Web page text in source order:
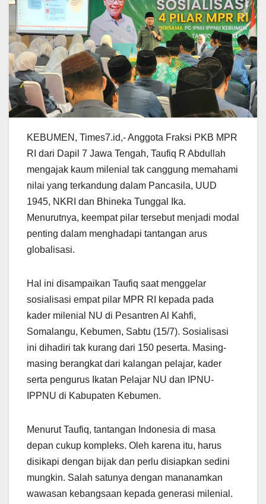
KEBUMEN, Times7.id,- Anggota Fraksi PKB MPR
RI dari Dapil 7 Jawa Tengah, Taufiq R Abdullah
mengajak kaum milenial tak canggung memahami
nilai yang terkandung dalam Pancasila, UUD
1945, NKRI dan Bhineka Tunggal Ika.
Menurutnya, keempat pilar tersebut menjadi modal
penting dalam menghadapi tantangan arus
globalisasi.
Hal ini disampaikan Taufiq saat menggelar
sosialisasi empat pilar MPR RI kepada pada
kader milenial NU di Pesantren Al Kahfi,
Somalangu, Kebumen, Sabtu (15/7). Sosialisasi
ini dihadiri tak kurang dari 150 peserta. Masing-
masing berangkat dari kalangan pelajar, kader
serta pengurus Ikatan Pelajar NU dan IPNU-
IPPNU di Kabupaten Kebumen.
Menurut Taufiq, tantangan Indonesia di masa
depan cukup kompleks. Oleh karena itu, harus
disikapi dengan bijak dan perlu disiapkan sedini
mungkin. Salah satunya dengan mananamkan
wawasan kebangsaan kepada generasi milenial.